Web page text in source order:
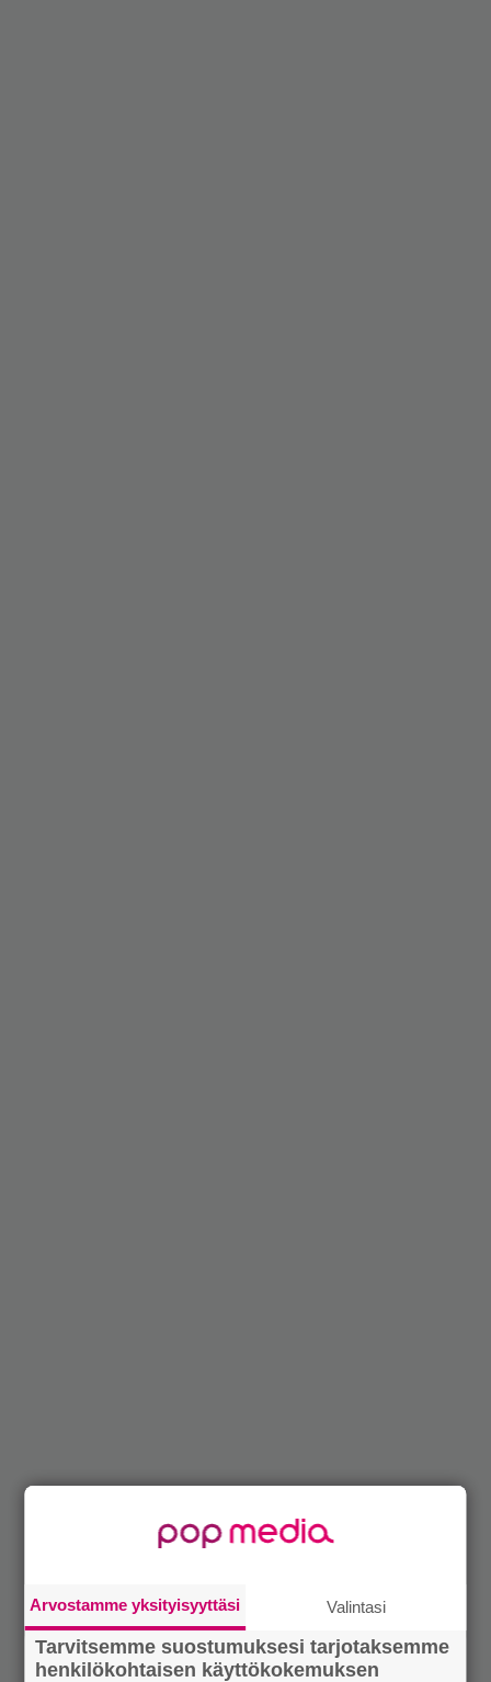
Arvostamme yksityisyyttäsi Valintasi
Tarvitsemme suostumuksesi tarjotaksemme
henkilökohtaisen käyttökokemuksen